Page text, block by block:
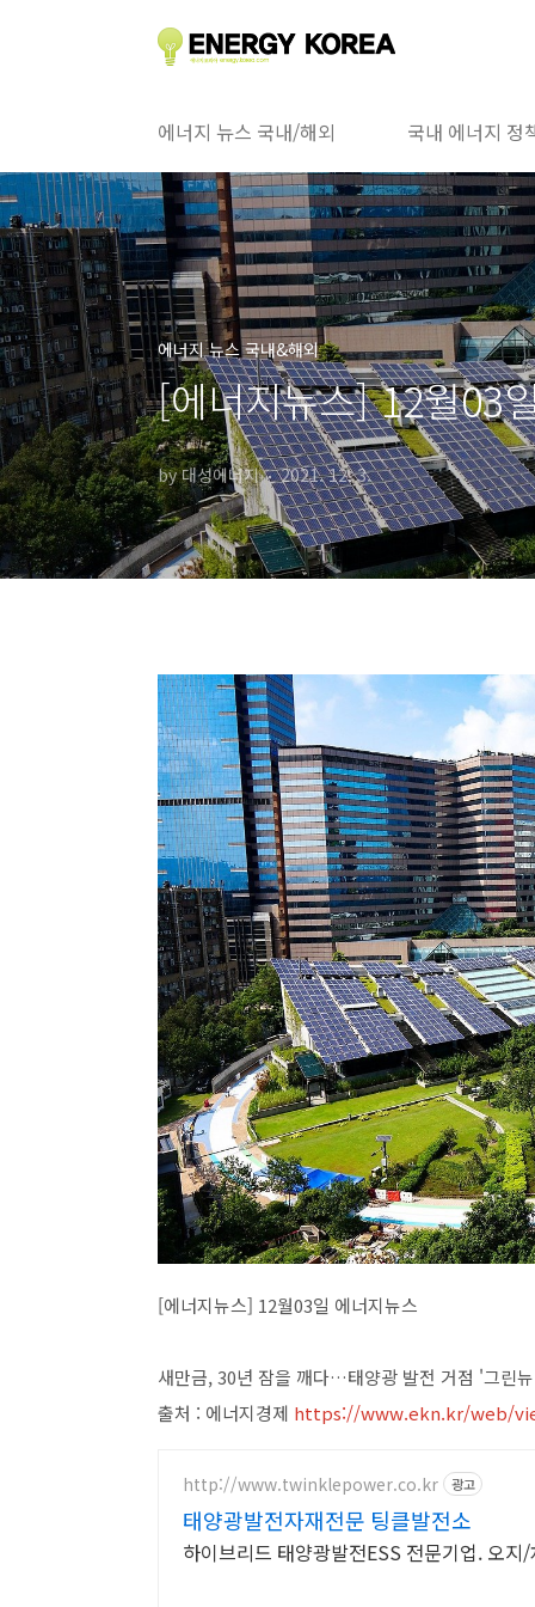
에너지 뉴스 국내/해외 국내 에너지 정
에너지 뉴스 국내&해외
[에너지뉴스] 12월03
by 대성에너지 2021. 12. 3.
[에너지뉴스] 12월03일 에너지뉴스
새만금, 30년 잠을 깨다…태양광 발전 거점 '그린
출처 : 에너지경제 https://www.ekn.kr/web/
http://www.twinklepower.co.kr 광고
태양광발전자재전문 팅클발전소
하이브리드 태양광발전ESS 전문기업. 오